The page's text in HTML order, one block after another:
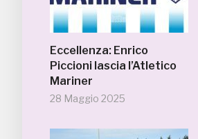
Eccellenza: Enrico
Piccioni lascia l’Atletico
Mariner
28 Maggio 2025